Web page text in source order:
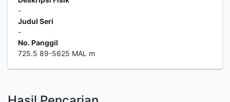
-
Judul Seri
-
No. Panggil
725.5 89-5625 MAL m